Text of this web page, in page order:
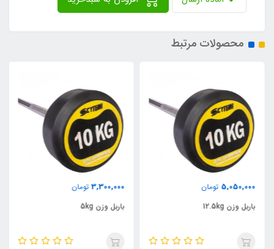
محصولات مرتبط
5,050,000 تومان
باربل وزن 12.5kg
3,300,000 تومان
باربل وزن 5kg